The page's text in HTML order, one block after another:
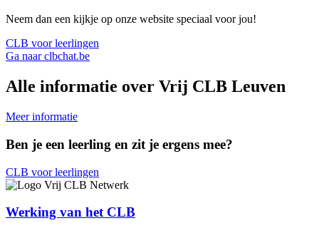
Neem dan een kijkje op onze website speciaal voor jou!
CLB voor leerlingen
Ga naar clbchat.be
Alle informatie over Vrij CLB Leuven
Meer informatie
Ben je een leerling en zit je ergens mee?
CLB voor leerlingen
Werking van het CLB